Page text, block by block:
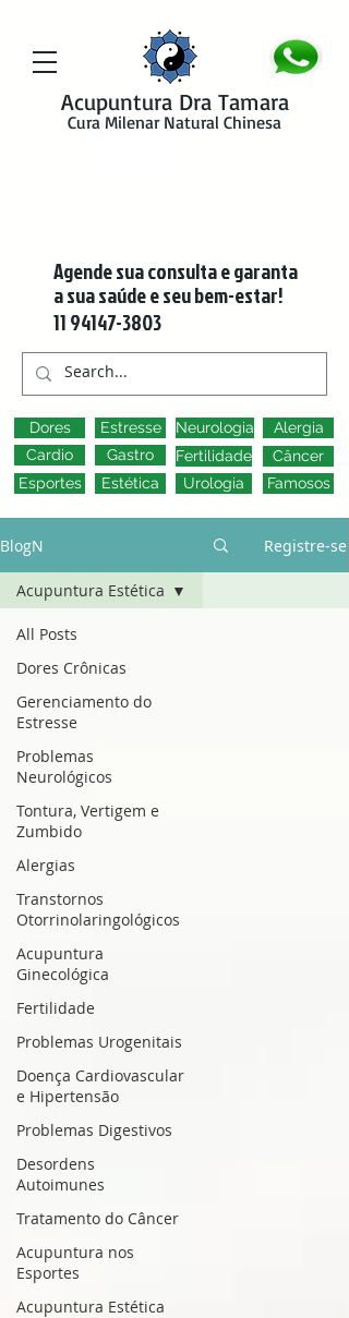
Acupuntura Dra Tamara
Cura Milenar Natural Chinesa
Agende sua consulta e garanta
a sua saúde e seu bem-estar!
11 94147-3803
Dores
Cardio
Esportes
Estresse
Gastro
Estética
Neurologia
Fertilidade
Urologia
Alergia
Câncer
Famosos
BlogN Registre-se
All Posts
Dores Crônicas
Gerenciamento do
Estresse
Problemas
Neurológicos
Tontura, Vertigem e
Zumbido
Alergias
Transtornos
Otorrinolaringológicos
Acupuntura
Ginecológica
Fertilidade
Problemas Urogenitais
Doença Cardiovascular
e Hipertensão
Problemas Digestivos
Desordens
Autoimunes
Tratamento do Câncer
Acupuntura nos
Esportes
Acupuntura Estética
Acupuntura Estética